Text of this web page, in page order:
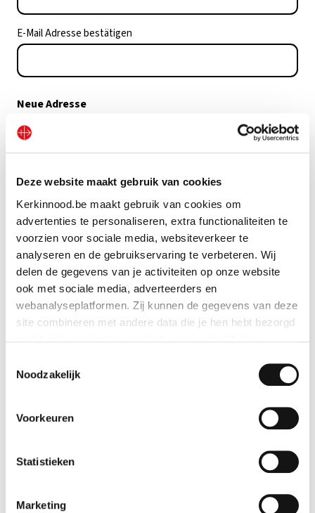
Deze website maakt gebruik van cookies
Kerkinnood.be maakt gebruik van cookies om
advertenties te personaliseren, extra functionaliteiten te
voorzien voor sociale media, websiteverkeer te
analyseren en de gebruikservaring te verbeteren. Wij
delen de gegevens van je activiteiten op onze website
ook met sociale media, adverteerders en
webanalyseplatformen. Zij kunnen de gegevens van deze
site combineren met andere data die je hen hebt bezorgd
Indien je dat toestaat, kunnen wij of onze partners onder
Informatie verzamelen over je geografische locatie
Bepaalde voorkeuren en profielen identificeren om
De strikt noodzakelijke cookies zijn nodig voor het goed
Noodzakelijk
Voorkeuren
Statistieken
Marketing
E-Mail Adresse bestätigen
Neue Adresse
Straße + Hausnummer
Ort
Land
Newsletter
Mail erhalten.